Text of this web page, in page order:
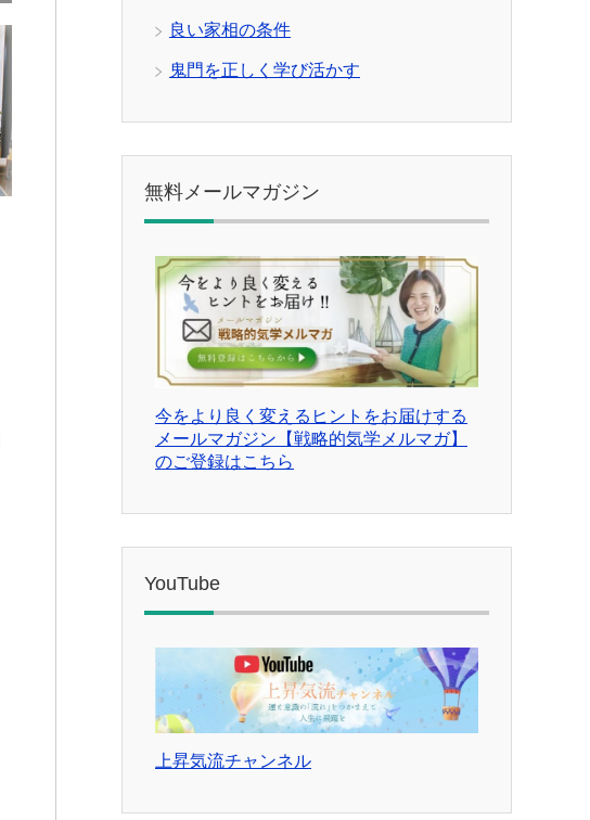
良い家相の条件
鬼門を正しく学び活かす
無料メールマガジン
今をより良く変えるヒントをお届けする
メールマガジン【戦略的気学メルマガ】
のご登録はこちら
YouTube
上昇気流チャンネル